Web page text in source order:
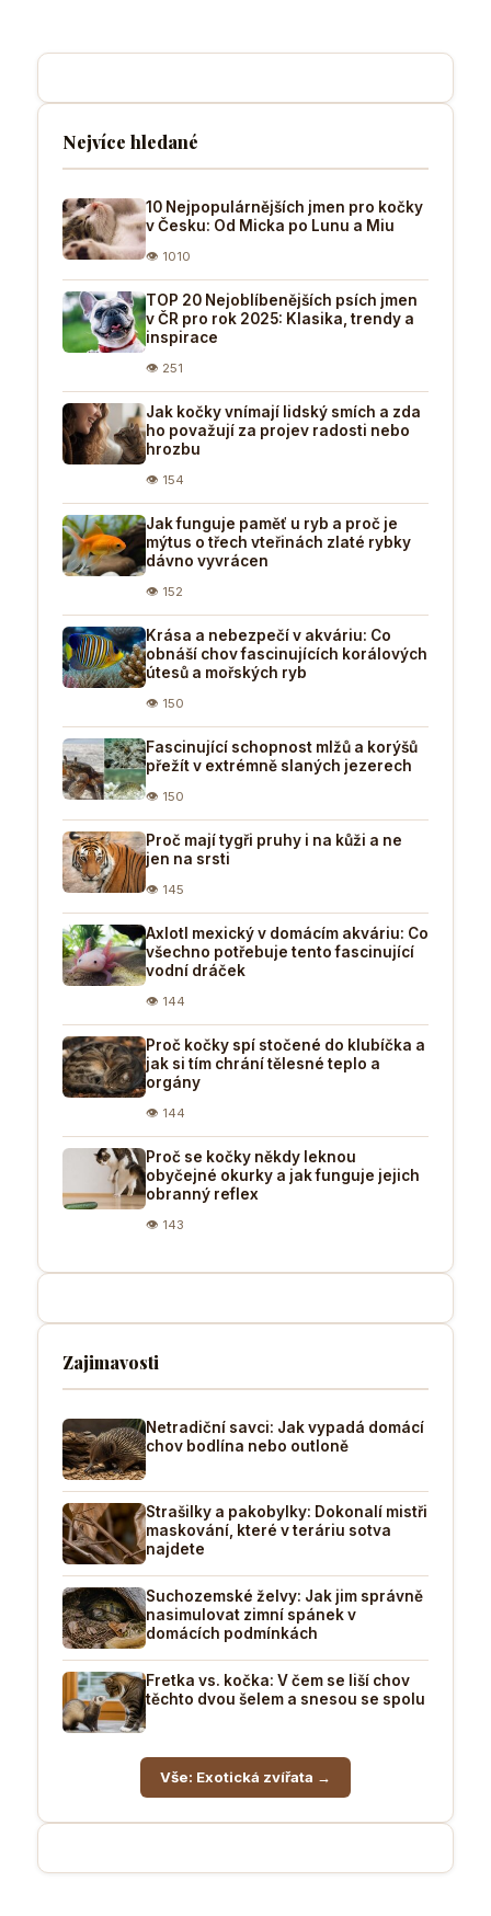
Nejvíce hledané
10 Nejpopulárnějších jmen pro kočky
v Česku: Od Micka po Lunu a Miu
👁 1010
TOP 20 Nejoblíbenějších psích jmen
v ČR pro rok 2025: Klasika, trendy a
inspirace
👁 251
Jak kočky vnímají lidský smích a zda
ho považují za projev radosti nebo
hrozbu
👁 154
Jak funguje paměť u ryb a proč je
mýtus o třech vteřinách zlaté rybky
dávno vyvrácen
👁 152
Krása a nebezpečí v akváriu: Co
obnáší chov fascinujících korálových
útesů a mořských ryb
👁 150
Fascinující schopnost mlžů a korýšů
přežít v extrémně slaných jezerech
👁 150
Proč mají tygři pruhy i na kůži a ne
jen na srsti
👁 145
Axlotl mexický v domácím akváriu: Co
všechno potřebuje tento fascinující
vodní dráček
👁 144
Proč kočky spí stočené do klubíčka a
jak si tím chrání tělesné teplo a
orgány
👁 144
Proč se kočky někdy leknou
obyčejné okurky a jak funguje jejich
obranný reflex
👁 143
Zajimavosti
Netradiční savci: Jak vypadá domácí
chov bodlína nebo outloně
Strašilky a pakobylky: Dokonalí mistři
maskování, které v teráriu sotva
najdete
Suchozemské želvy: Jak jim správně
nasimulovat zimní spánek v
domácích podmínkách
Fretka vs. kočka: V čem se liší chov
těchto dvou šelem a snesou se spolu
Vše: Exotická zvířata →